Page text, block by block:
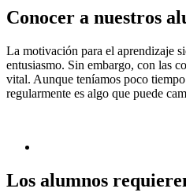
Conocer a nuestros
La motivación para el aprendizaje
entusiasmo. Sin embargo, con las
vital. Aunque teníamos poco
regularmente es algo que puede
Los alumnos